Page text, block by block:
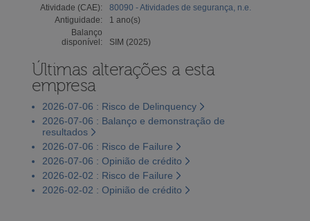
Atividade (CAE):
80090 - Atividades de segurança, n.e.
Antiguidade:
1 ano(s)
Balanço
disponível:
SIM (2025)
Últimas alterações a esta
empresa
2026-07-06 : Risco de Delinquency
2026-07-06 : Balanço e demonstração de
resultados
2026-07-06 : Risco de Failure
2026-07-06 : Opinião de crédito
2026-02-02 : Risco de Failure
2026-02-02 : Opinião de crédito